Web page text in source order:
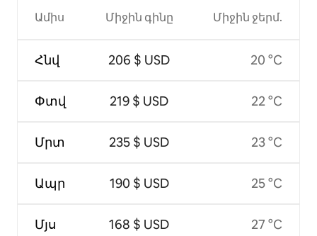
Ամիս
Հնվ
Փտվ
Մրտ
Ապր
Մյս
Միջին գինը
206 $ USD
219 $ USD
235 $ USD
190 $ USD
168 $ USD
Միջին ջերմ.
20 °C
22 °C
23 °C
25 °C
27 °C